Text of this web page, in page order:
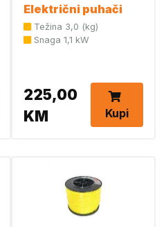
4811 011 1526
Električni puhači
Težina 3,0 (kg)
Snaga 1,1 kW
225,00
KM
Kupi